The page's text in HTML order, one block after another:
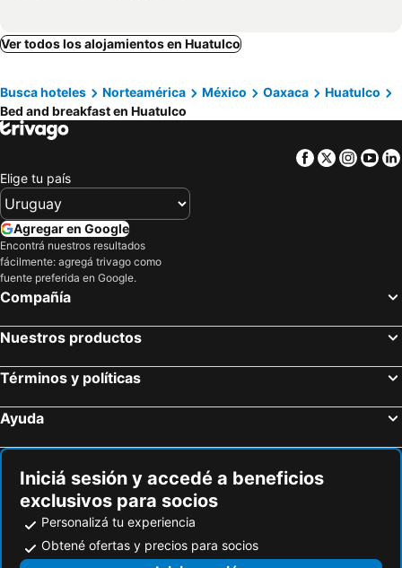
Ver todos los alojamientos en Huatulco
Busca hoteles Norteamérica México Oaxaca
Huatulco
Bed and breakfast en Huatulco
Facebook
Twitter
Elige tu país
Agregar en Google
Encontrá nuestros resultados
fácilmente: agregá trivago como
fuente preferida en Google.
Compañía
Nuestros productos
Términos y políticas
Ayuda
Iniciá sesión y accedé a beneficios
exclusivos para socios
Personalizá tu experiencia
Obtené ofertas y precios para socios